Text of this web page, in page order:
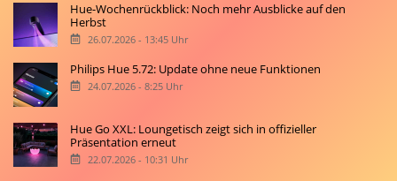
Hue-Wochenrückblick: Noch mehr Ausblicke auf den
Herbst
26.07.2026 - 13:45 Uhr
Philips Hue 5.72: Update ohne neue Funktionen
24.07.2026 - 8:25 Uhr
Hue Go XXL: Loungetisch zeigt sich in offizieller
Präsentation erneut
22.07.2026 - 10:31 Uhr